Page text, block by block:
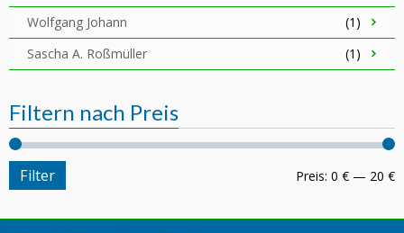
Wolfgang Johann
(1)
Sascha A. Roßmüller
(1)
Filtern nach Preis
Filter Preis: 0 € — 20 €